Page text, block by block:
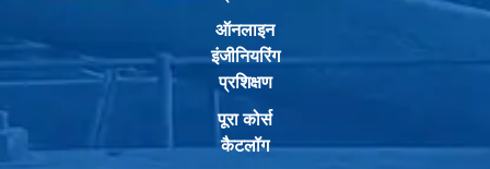
ऑनलाइन
इंजीनियरिंग
प्रशिक्षण
पूरा कोर्स
कैटलॉग